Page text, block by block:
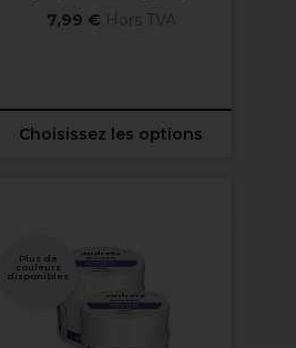
7,99 € Hors TVA
Choisissez les options
Plus de
couleurs
disponibles